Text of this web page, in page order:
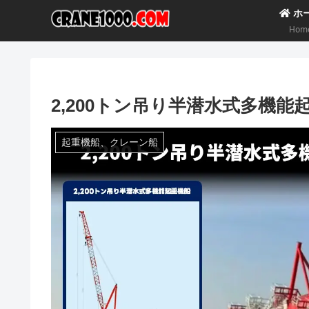
ホ
2,200トン吊り半潜水式多機能
起重機船、クレーン船